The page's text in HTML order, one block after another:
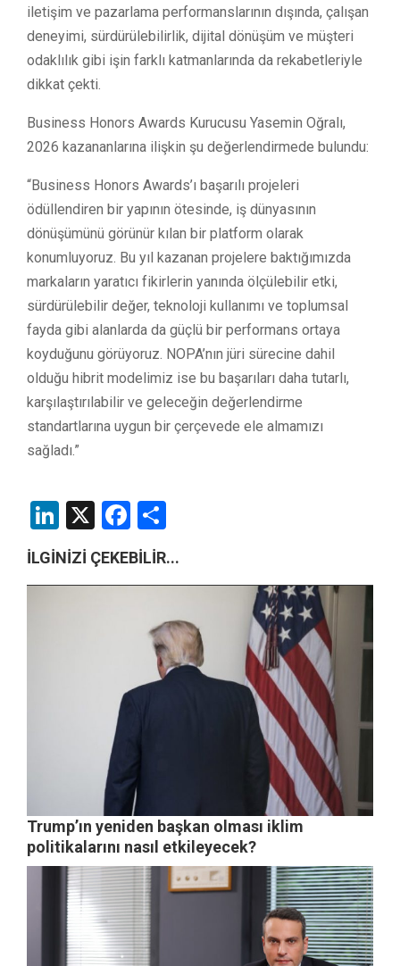
iletişim ve pazarlama performanslarının dışında, çalışan
deneyimi, sürdürülebilirlik, dijital dönüşüm ve müşteri
odaklılık gibi işin farklı katmanlarında da rekabetleriyle
dikkat çekti.
Business Honors Awards Kurucusu Yasemin Oğralı,
2026 kazananlarına ilişkin şu değerlendirmede bulundu:
“Business Honors Awards’ı başarılı projeleri
ödüllendiren bir yapının ötesinde, iş dünyasının
dönüşümünü görünür kılan bir platform olarak
konumluyoruz. Bu yıl kazanan projelere baktığımızda
markaların yaratıcı fikirlerin yanında ölçülebilir etki,
sürdürülebilir değer, teknoloji kullanımı ve toplumsal
fayda gibi alanlarda da güçlü bir performans ortaya
koyduğunu görüyoruz. NOPA’nın jüri sürecine dahil
olduğu hibrit modelimiz ise bu başarıları daha tutarlı,
karşılaştırılabilir ve geleceğin değerlendirme
standartlarına uygun bir çerçevede ele almamızı
sağladı.”
LinkedIn
X Facebook
İLGİNİZİ ÇEKEBİLİR...
Trump’ın yeniden başkan olması iklim
politikalarını nasıl etkileyecek?